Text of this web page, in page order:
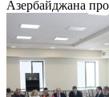
Азербайджана